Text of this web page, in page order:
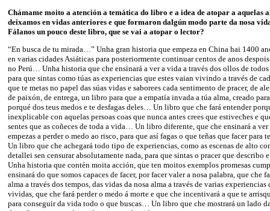
Chámame moito a atención a temática do libro e a idea de atopar a aquelas
deixamos en vidas anteriores e que formaron dalgún modo parte da nosa
Fálanos un pouco deste libro, que se vai a atopar o lector?
“En busca de tu mirada…” Unha gran historia que empeza en China hai 1400
en varias cidades Asiáticas para posteriormente continuar centos de anos
no Perú… Unha historia que che ensinará a ver a vida a través dos ollos de todos
para que sintas como túas as experiencias que estes vaian vivindo a través de
que te metas no papel das súas vidas e saborees cada sentimento de pracer, de
de paixón, de entrega, un libro para que a empatía invada a túa alma, creado
porqué dos teus medos e te desfagas deles… Un libro que che fará entender
inexplicable con aquelas persoas coas que nunca antes crees que estiveches e
sentes que as coñeces de toda a vida… Un libro diferente, que che ensinará a
empezas a perder o medo ao risco, para que así fagas o que teñas que facer para
Un libro que che achegará todo tipo de experiencias, como as escenas de alto
detallei sen censurar absolutamente nada, para que sintas o pracer que describo
Unha historia que contén moita acción, que ten moitos exemplos promesas
ensinará do que somos capaces de facer, por facer valer a nosa palabra, que che
alma a través dos tempos, das vidas da nosa alma a través de varias experiencias
vividas, que che fará perder o medo á morte e que che incentivará a que te
para conseguir da vida todo o que buscas… Un libro que che mostrará un lado